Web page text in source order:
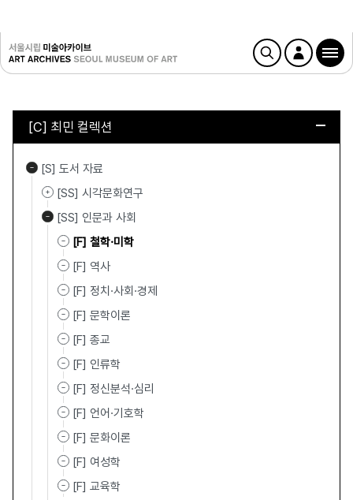
[C] 최민 컬렉션
[S] 도서 자료
[SS] 시각문화연구
[SS] 인문과 사회
[F] 철학·미학
[F] 역사
[F] 정치·사회·경제
[F] 문학이론
[F] 종교
[F] 인류학
[F] 정신분석·심리
[F] 언어·기호학
[F] 문화이론
[F] 여성학
[F] 교육학